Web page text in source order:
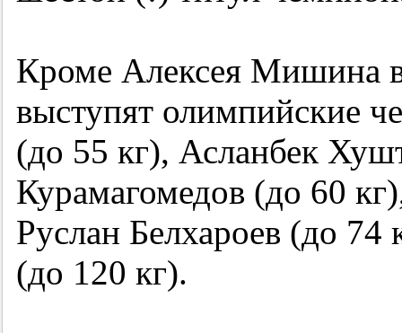
Кроме Алексея Мишина
выступят олимпийские
(до 55 кг), Асланбек
Курамагомедов (до 60
Руслан Белхароев (до
(до 120 кг).